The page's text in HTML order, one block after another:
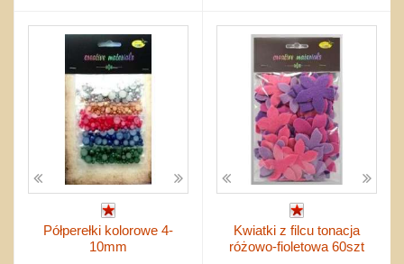
Półperełki kolorowe 4-
10mm
Kwiatki z filcu tonacja
różowo-fioletowa 60szt